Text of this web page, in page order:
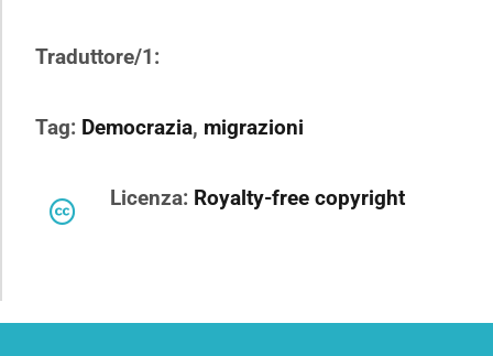
Traduttore/1:
Tag: Democrazia, migrazioni
Licenza: Royalty-free copyright